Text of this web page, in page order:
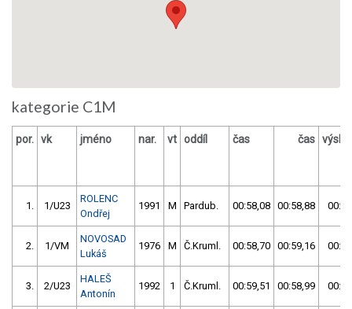
kategorie C1M
por. vk jméno nar. vt oddíl čas čas
1. 1/U23
ROLENC
Ondřej
1991 M Pardub. 00:58,08 00:58,88
2. 1/VM
NOVOSAD
Lukáš
1976 M Č.Kruml. 00:58,70 00:59,16
3. 2/U23
HALEŠ
Antonín
1992 1 Č.Kruml. 00:59,51 00:58,99